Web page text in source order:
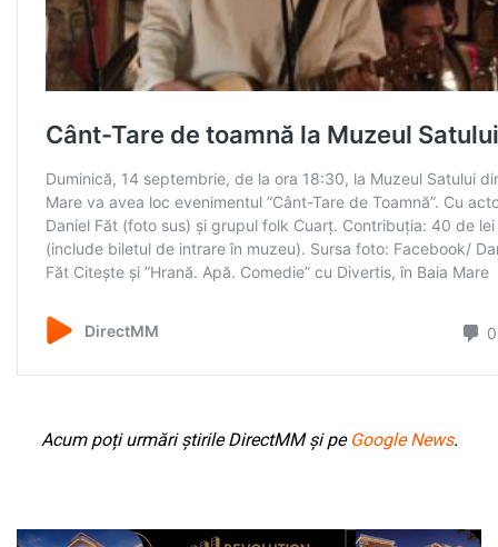
Acum poți urmări știrile DirectMM și pe Google News.